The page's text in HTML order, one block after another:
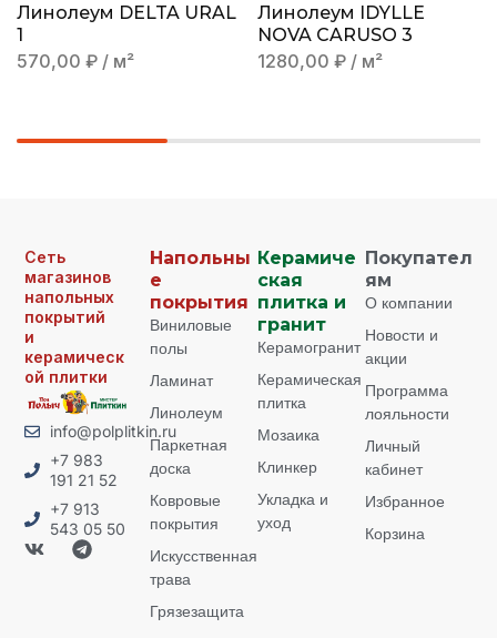
Линолеум DELTA URAL
1
570,00 ₽ / м²
Линолеум IDYLLE
NOVA CARUSO 3
1280,00 ₽ / м²
Сеть
магазинов
напольных
покрытий
и
керамическ
ой плитки
info@polplitkin.ru
+7 983
191 21 52
+7 913
543 05 50
Напольны
е
покрытия
Виниловые
полы
Ламинат
Линолеум
Паркетная
доска
Ковровые
покрытия
Искусственная
трава
Грязезащита
Керамиче
ская
плитка и
гранит
Керамогранит
Керамическая
плитка
Мозаика
Клинкер
Укладка и
уход
Покупател
ям
О компании
Новости и
акции
Программа
лояльности
Личный
кабинет
Избранное
Корзина